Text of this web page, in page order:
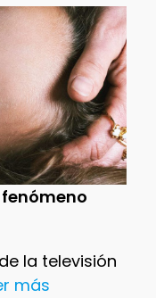
fenómeno
la televisión
más